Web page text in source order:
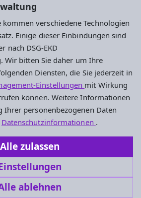
verschiedene Technologien
Einige dieser Einbindungen sind
nach DSG-EKD
Wir bitten Sie daher um Ihre
Diensten, die Sie jederzeit in
Einstellungen mit Wirkung
können. Weitere Informationen
Ihrer personenbezogenen Daten
Datenschutzinformationen .
Alle zulassen
ablehnen
Cookie-Einstellungen
Gerau - Rüsselsheim